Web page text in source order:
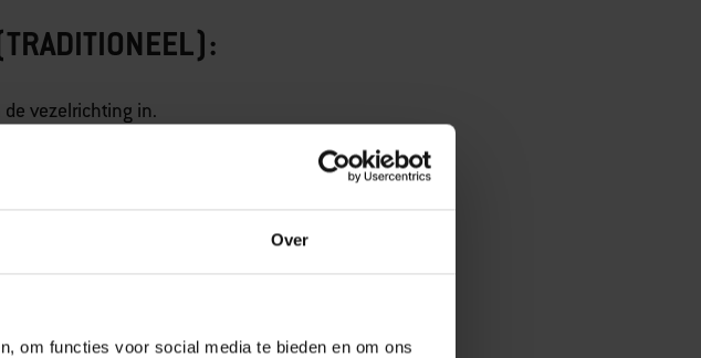
Over
om functies voor social media te bieden en om ons
vezelrichting in.
met grof zout en zwarte peper.